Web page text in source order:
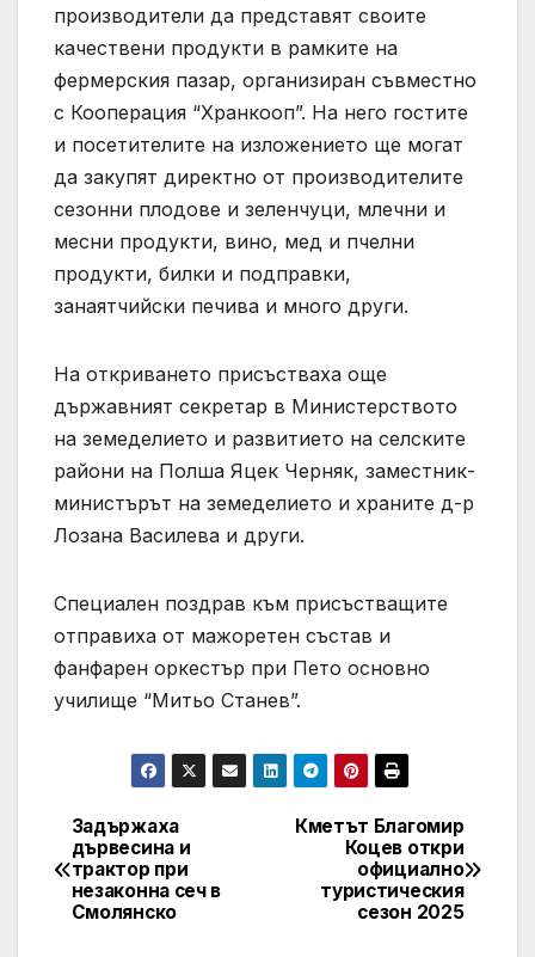
производители да представят своите
качествени продукти в рамките на
фермерския пазар, организиран съвместно
с Кооперация “Хранкооп”. На него гостите
и посетителите на изложението ще могат
да закупят директно от производителите
сезонни плодове и зеленчуци, млечни и
месни продукти, вино, мед и пчелни
продукти, билки и подправки,
занаятчийски печива и много други.
На откриването присъстваха още
държавният секретар в Министерството
на земеделието и развитието на селските
райони на Полша Яцек Черняк, заместник-
министърът на земеделието и храните д-р
Лозана Василева и други.
Специален поздрав към присъстващите
отправиха от мажоретен състав и
фанфарен оркестър при Пето основно
училище “Митьо Станев”.
Post
navigation
Кметът Благомир
Коцев откри
официално
туристическия
сезон 2025
Задържаха
дървесина и
трактор при
незаконна сеч в
Смолянско